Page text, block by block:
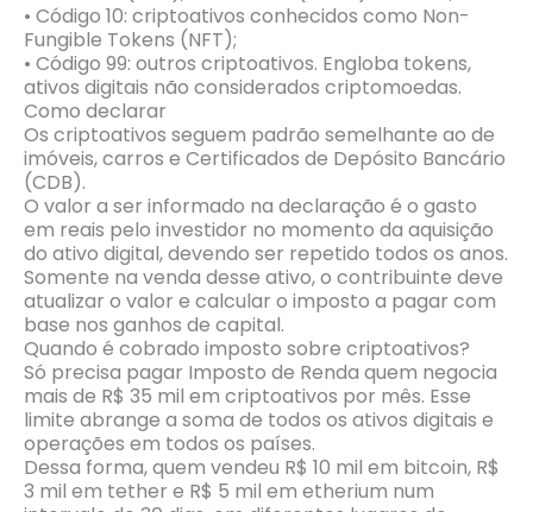
• Código 10: criptoativos conhecidos como Non-
Fungible Tokens (NFT);
• Código 99: outros criptoativos. Engloba tokens,
ativos digitais não considerados criptomoedas.
Como declarar
Os criptoativos seguem padrão semelhante ao de
imóveis, carros e Certificados de Depósito Bancário
(CDB).
O valor a ser informado na declaração é o gasto
em reais pelo investidor no momento da aquisição
do ativo digital, devendo ser repetido todos os anos.
Somente na venda desse ativo, o contribuinte deve
atualizar o valor e calcular o imposto a pagar com
base nos ganhos de capital.
Quando é cobrado imposto sobre criptoativos?
Só precisa pagar Imposto de Renda quem negocia
mais de R$ 35 mil em criptoativos por mês. Esse
limite abrange a soma de todos os ativos digitais e
operações em todos os países.
Dessa forma, quem vendeu R$ 10 mil em bitcoin, R$
3 mil em tether e R$ 5 mil em etherium num